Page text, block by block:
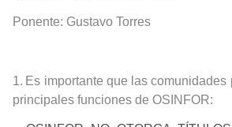
Ponente: Gustavo Torres
1. Es importante que las
principales funciones de OSINFOR: